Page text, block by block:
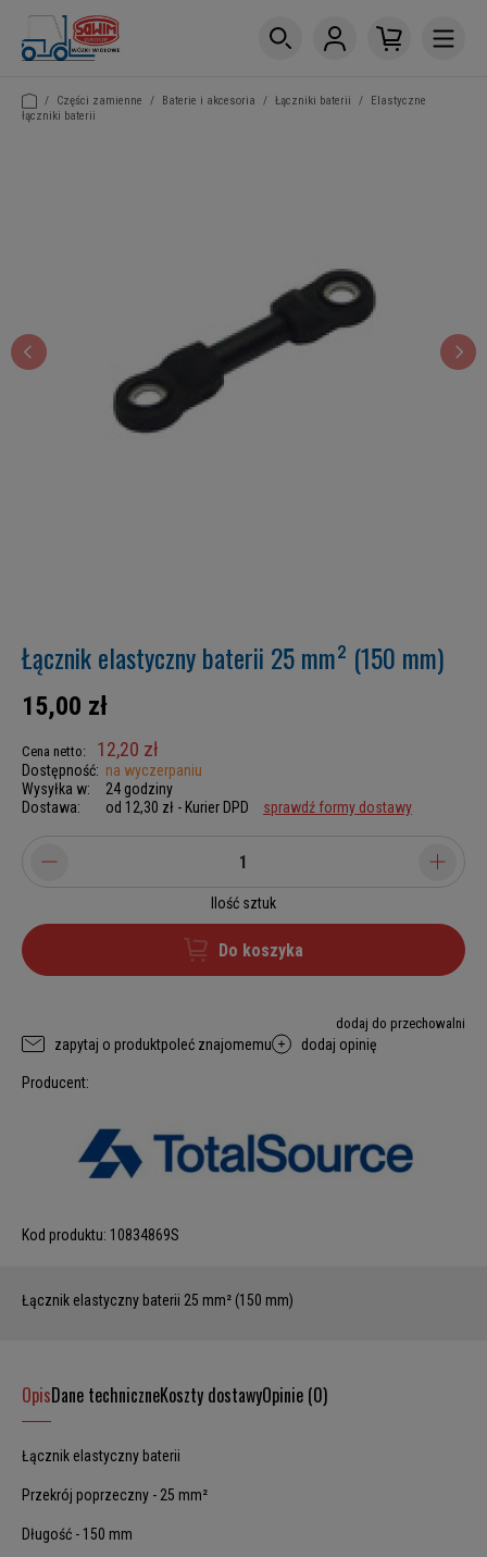
/ Części zamienne / Baterie i akcesoria / Łączniki baterii /
Elastyczne
łączniki baterii
Łącznik elastyczny baterii 25 mm² (150 mm)
15,00 zł
Cena netto: 12,20 zł
Dostępność: na wyczerpaniu
Wysyłka w:
24 godziny
Dostawa:
od 12,30 zł - Kurier DPD sprawdź formy dostawy
Ilość sztuk
Do koszyka
dodaj do przechowalni
zapytaj o produktpoleć znajomemu dodaj opinię
Producent:
Kod produktu: 10834869S
Łącznik elastyczny baterii 25 mm² (150 mm)
OpisDane techniczneKoszty dostawyOpinie (0)
Łącznik elastyczny baterii
Przekrój poprzeczny - 25 mm²
Długość - 150 mm